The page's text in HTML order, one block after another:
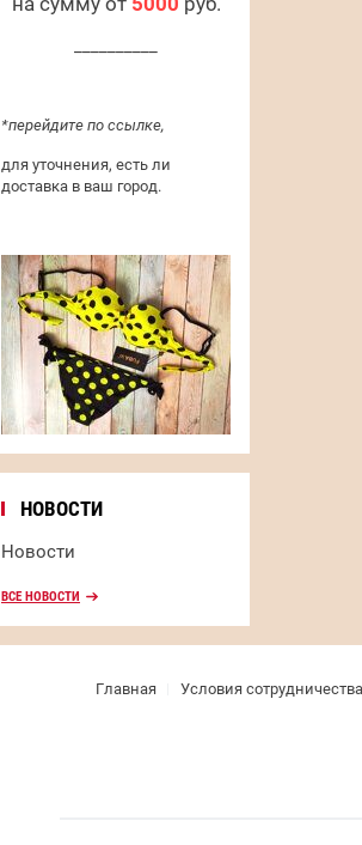
*перейдите по ссылке,
для уточнения, есть ли
доставка в ваш город.
НОВОСТИ
Новости
ВСЕ НОВОСТИ
Главная Условия сотрудничества